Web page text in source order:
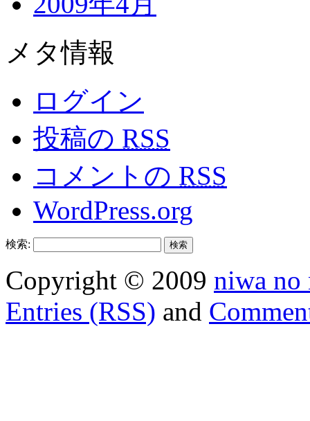
メタ情報
ログイン
投稿の RSS
コメントの RSS
WordPress.org
検索:
Copyright © 2009 niwa no
Entries (RSS) and